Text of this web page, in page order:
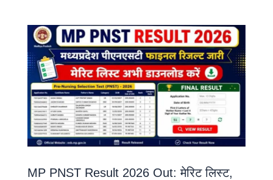
MP PNST Result 2026 Out: मेरिट लिस्ट,